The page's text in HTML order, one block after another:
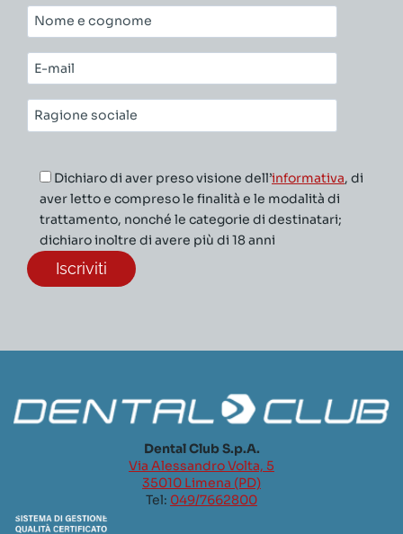
Nome
e
cognome*
E-
mail*
Ragione
sociale*
Dichiaro di aver preso visione dell’informativa, di
aver letto e compreso le finalità e le modalità di
trattamento, nonché le categorie di destinatari;
dichiaro inoltre di avere più di 18 anni
Dental Club S.p.A.
Via Alessandro Volta, 5
35010 Limena (PD)
Tel: 049/7662800